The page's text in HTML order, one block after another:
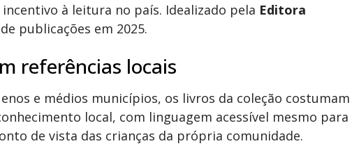
à leitura no país. Idealizado pela Editora
publicações em 2025.
referências locais
e médios municípios, os livros da coleção costumam
local, com linguagem acessível mesmo para
de vista das crianças da própria comunidade.